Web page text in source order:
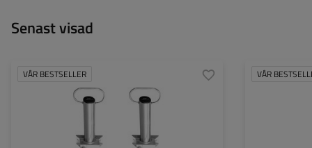
Senast visad
VÅR BESTSELLER
Maximal bärkraft:
150 kg
VÅR